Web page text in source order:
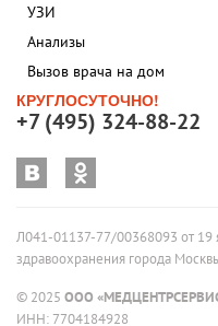
УЗИ
Анализы
Вызов врача на дом
КРУГЛОСУТОЧНО!
+7 (495) 324-88-22
Л041-01137-77/00368093 от 19
здравоохранения города
© 2025 ООО
ИНН: 7704184928